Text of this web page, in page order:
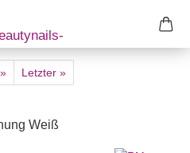
Letzter »
Weiß